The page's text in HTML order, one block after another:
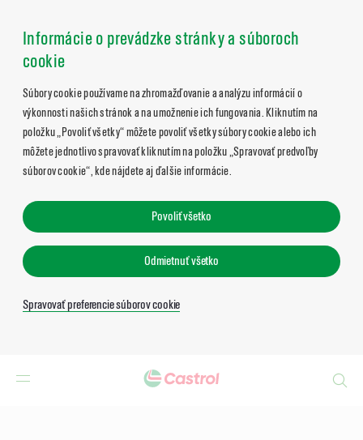
Informácie o prevádzke stránky a súboroch
cookie
Súbory cookie používame na zhromažďovanie a analýzu informácií o
výkonnosti našich stránok a na umožnenie ich fungovania. Kliknutím na
položku „Povoliť všetky“ môžete povoliť všetky súbory cookie alebo ich
môžete jednotlivo spravovať kliknutím na položku „Spravovať predvoľby
súborov cookie“, kde nájdete aj ďalšie informácie.
Povoliť všetko
Odmietnuť všetko
Spravovať preferencie súborov cookie